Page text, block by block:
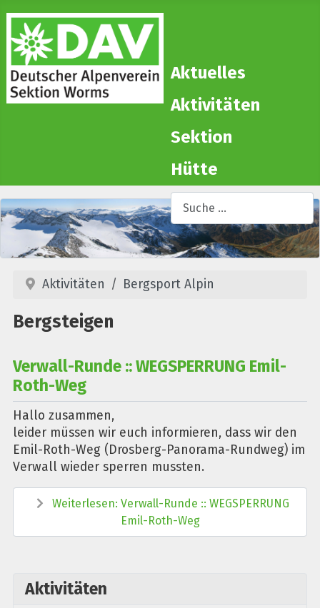
Aktuelles
Aktivitäten
Sektion
Hütte
Suchen
Aktivitäten
Aktivitäten Bergsport Alpin
Bergsteigen
Verwall-Runde :: WEGSPERRUNG Emil-
Roth-Weg
Hallo zusammen,
leider müssen wir euch informieren, dass wir den
Emil-Roth-Weg (Drosberg-Panorama-Rundweg) im
Verwall wieder sperren mussten.
Weiterlesen: Verwall-Runde :: WEGSPERRUNG
Emil-Roth-Weg